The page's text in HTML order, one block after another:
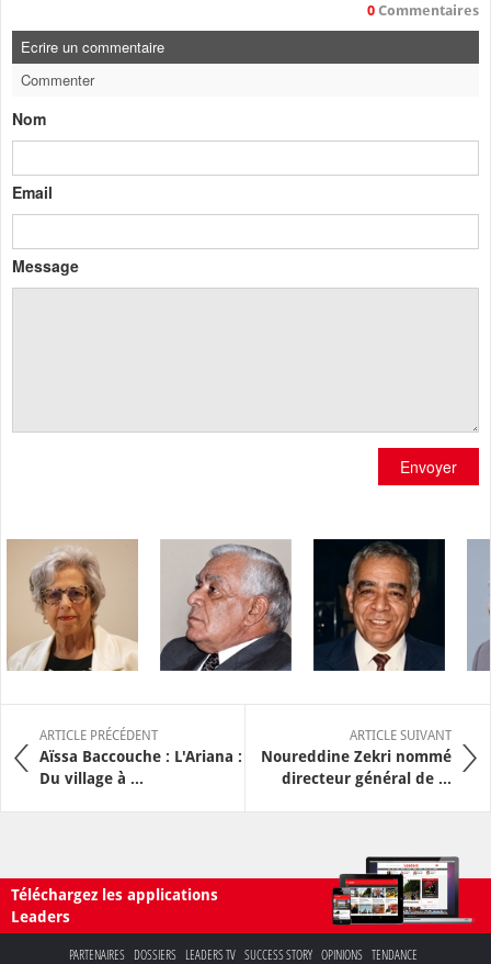
0 Commentaires
Ecrire un commentaire
Commenter
Nom
Email
Message
Envoyer
ARTICLE PRÉCÉDENT
Aïssa Baccouche : L'Ariana :
Du village à ...
ARTICLE SUIVANT
Noureddine Zekri nommé
directeur général de ...
Téléchargez les applications
Leaders
PARTENAIRES DOSSIERS LEADERS TV SUCCESS STORY OPINIONS TENDANCE